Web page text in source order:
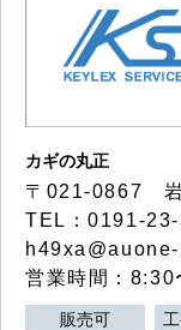
カギの丸正
〒021-0867 岩
TEL：0191-
営業時間：
販売可